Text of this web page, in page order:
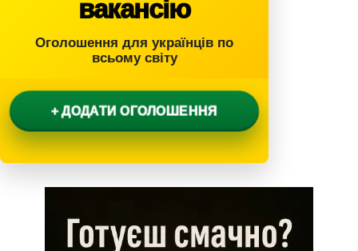
вакансію
Оголошення для українців по
всьому світу
+ ДОДАТИ ОГОЛОШЕННЯ